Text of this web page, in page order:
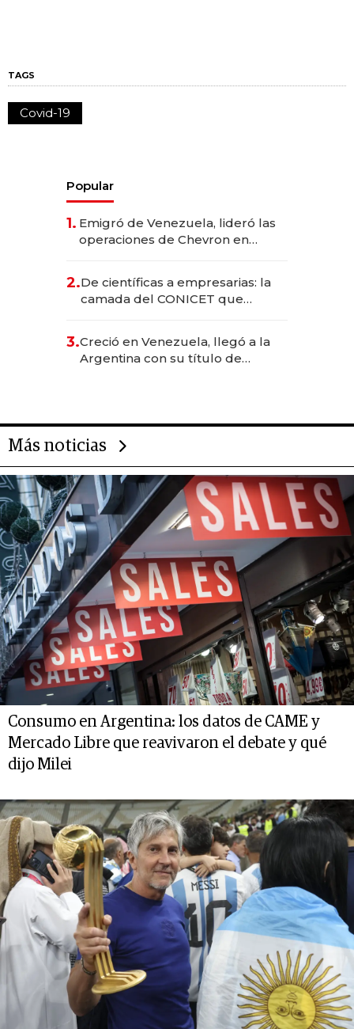
TAGS
Covid-19
Popular
1. Emigró de Venezuela, lideró las
operaciones de Chevron en
2.De científicas a empresarias: la
camada del CONICET que
3.Creció en Venezuela, llegó a la
Argentina con su título de
Más noticias
Consumo en Argentina: los datos de CAME y
Mercado Libre que reavivaron el debate y qué
dijo Milei